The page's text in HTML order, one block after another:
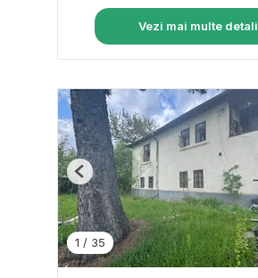
Vezi mai multe
1 / 35
Previous